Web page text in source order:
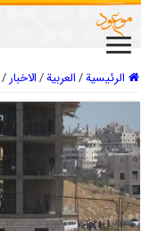
الرئيسية/العربیة/الاخبار/